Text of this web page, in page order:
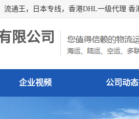
限公司
企业视频 公司动态